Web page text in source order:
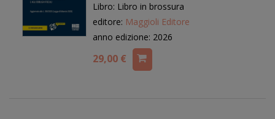
Libro: Libro in brossura
editore: Maggioli Editore
anno edizione: 2026
29,00 €